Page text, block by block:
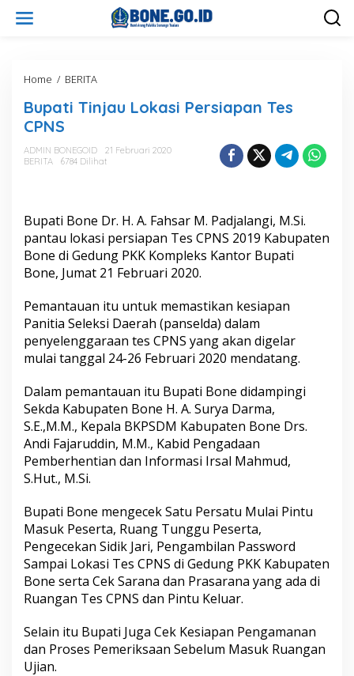
Home / BERITA
p
T
u
L
o
k
s
i
P
e
r
i
a
p
a
n
T
C
P
N
S
Bupati Tinjau Lokasi Persiapan Tes
CPNS
ADMIN BONEGOID
21 Februari 2020
BERITA
6784 Dilihat
Bupati Bone Dr. H. A. Fahsar M. Padjalangi, M.Si.
pantau lokasi persiapan Tes CPNS 2019 Kabupaten
Bone di Gedung PKK Kompleks Kantor Bupati
Bone, Jumat 21 Februari 2020.
Pemantauan itu untuk memastikan kesiapan
Panitia Seleksi Daerah (panselda) dalam
penyelenggaraan tes CPNS yang akan digelar
mulai tanggal 24-26 Februari 2020 mendatang.
Dalam pemantauan itu Bupati Bone didampingi
Sekda Kabupaten Bone H. A. Surya Darma,
S.E.,M.M., Kepala BKPSDM Kabupaten Bone Drs.
Andi Fajaruddin, M.M., Kabid Pengadaan
Pemberhentian dan Informasi Irsal Mahmud,
S.Hut., M.Si.
Bupati Bone mengecek Satu Persatu Mulai Pintu
Masuk Peserta, Ruang Tunggu Peserta,
Pengecekan Sidik Jari, Pengambilan Password
Sampai Lokasi Tes CPNS di Gedung PKK Kabupaten
Bone serta Cek Sarana dan Prasarana yang ada di
Ruangan Tes CPNS dan Pintu Keluar.
Selain itu Bupati Juga Cek Kesiapan Pengamanan
dan Proses Pemeriksaan Sebelum Masuk Ruangan
Ujian.